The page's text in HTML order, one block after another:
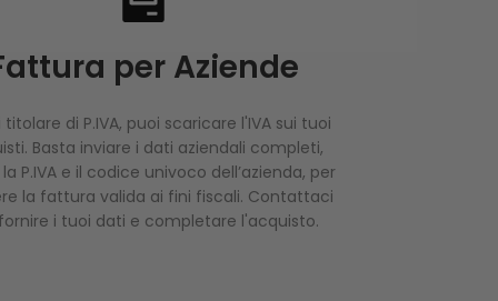
per Aziende
titolare di P.IVA, puoi scaricare l'IVA sui tuoi
Basta inviare i dati aziendali completi,
P.IVA e il codice univoco dell’azienda, per
la fattura valida ai fini fiscali. Contattaci
i tuoi dati e completare l'acquisto.